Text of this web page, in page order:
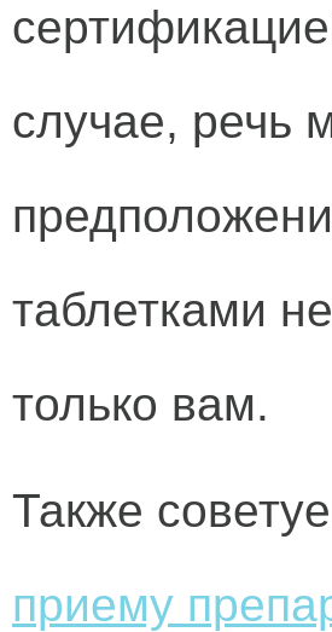
случае, речь
таблетками
только вам.
Также
приему